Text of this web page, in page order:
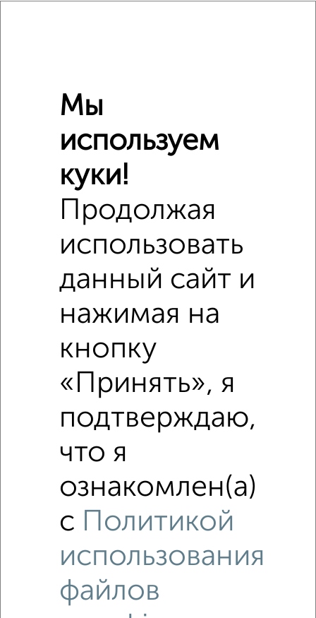
Рядом, с меньшей ценой
Недалеко от проспект Энтузиастов 50 с ценой ниже
Комната в общежитии, на длительный срок, 13м², 3/5
в месяц
Заводской район, Крымская 19
Мы
используем
куки!
Продолжая
использовать
данный сайт и
нажимая на
кнопку
«Принять», я
подтверждаю,
что я
ознакомлен(а)
с
Политикой
использования
файлов